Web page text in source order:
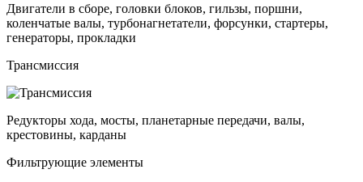
Двигатели в сборе, головки блоков, гильзы, поршни,
коленчатые валы, турбонагнетатели, форсунки, стартеры,
генераторы, прокладки
Трансмиссия
Редукторы хода, мосты, планетарные передачи, валы,
крестовины, карданы
Фильтрующие элементы